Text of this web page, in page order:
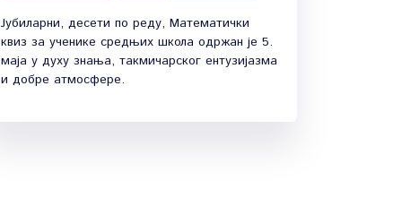
Јубиларни, десети по реду, Математички
квиз за ученике средњих школа одржан је 5.
маја у духу знања, такмичарског ентузијазма
и добре атмосфере.